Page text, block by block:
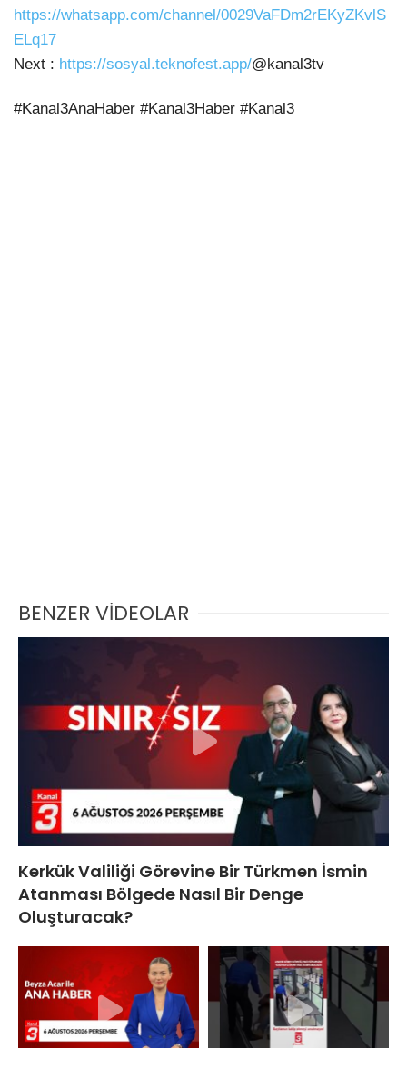
https://whatsapp.com/channel/0029VaFDm2rEKyZKvlS
ELq17
Next : https://sosyal.teknofest.app/@kanal3tv
#Kanal3AnaHaber #Kanal3Haber #Kanal3
BENZER VİDEOLAR
Kerkük Valiliği Görevine Bir Türkmen İsmin
Atanması Bölgede Nasıl Bir Denge
Oluşturacak?